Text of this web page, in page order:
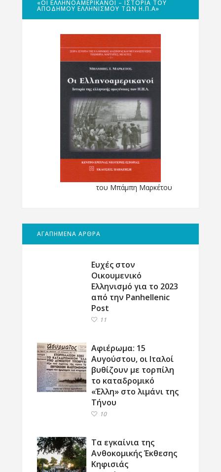
«ΟΙ ΕΛΛΗΝΟΑΜΕΡΙΚΑΝΟΊ – ΙΣΤΟΡΊΑ ΤΟΥ
ΑΠΌΔΗΜΟΥ ΕΛΛΗΝΙΣΜΟΎ ΤΩΝ Η.Π.Α»
του Μπάμπη Μαρκέτου
ΑΓΑΠΗΜΕΝΑ ΑΡΘΡΑ
Ευχές στον
Οικουμενικό
Ελληνισμό για το 2023
από την Panhellenic
Post
11
Αφιέρωμα: 15
Αυγούστου, οι Ιταλοί
βυθίζουν με τορπίλη
το καταδρομικό
«Έλλη» στο λιμάνι της
Τήνου
10
Τα εγκαίνια της
Ανθοκομικής Έκθεσης
Κηφισιάς